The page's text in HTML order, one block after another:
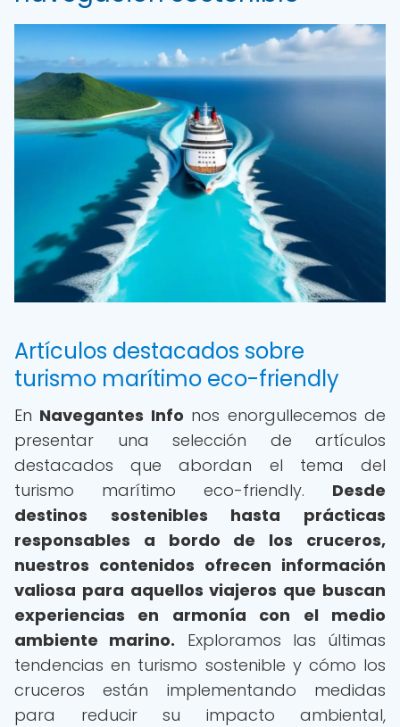
Artículos destacados sobre
turismo marítimo eco-friendly
En Navegantes Info nos enorgullecemos de
presentar una selección de artículos
destacados que abordan el tema del
turismo marítimo eco-friendly. Desde
destinos sostenibles hasta prácticas
responsables a bordo de los cruceros,
nuestros contenidos ofrecen información
valiosa para aquellos viajeros que buscan
experiencias en armonía con el medio
ambiente marino. Exploramos las últimas
tendencias en turismo sostenible y cómo los
cruceros están implementando medidas
para reducir su impacto ambiental,